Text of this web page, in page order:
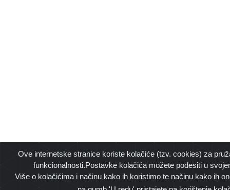
Ove internetske stranice koriste kolačiće (tzv. cookies) za
funkcionalnosti.Postavke kolačića možete podesiti u
Više o kolačićima i načinu kako ih koristimo te načinu kako ih